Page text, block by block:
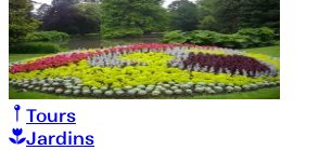
Tours
Jardins